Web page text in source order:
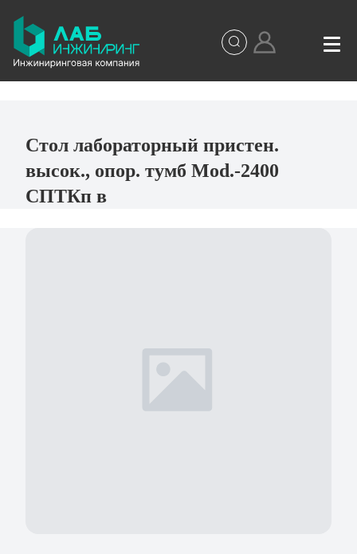
Стол лабораторный пристен.
высок., опор. тумб Mod.-2400
СПТКп в